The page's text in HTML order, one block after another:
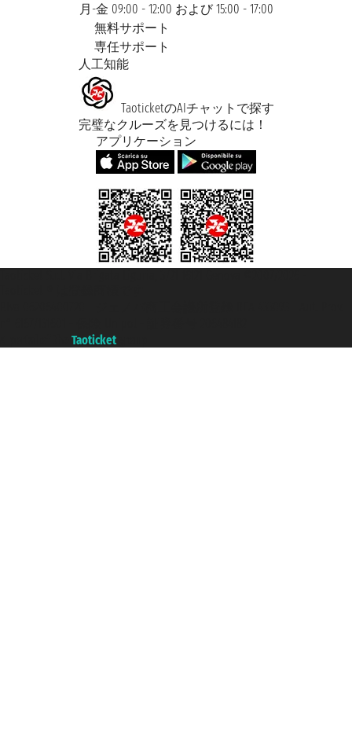
月-金 09:00 - 12:00 および 15:00 - 17:00
無料サポート
専任サポート
人工知能
TaoticketのAIチャットで探す
完璧なクルーズを見つけるには！
アプリケーション
Taoticket